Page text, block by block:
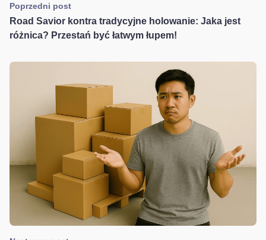
Poprzedni post
Road Savior kontra tradycyjne holowanie: Jaka jest
różnica? Przestań być łatwym łupem!